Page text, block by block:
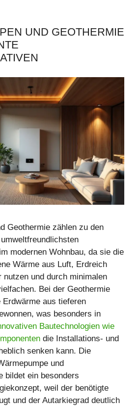
UND GEOTHERMIE
Geothermie zählen zu den
modernen Wohnbau, da sie die
Wärme aus Luft, Erdreich
nutzen und durch minimalen
Bei der Geothermie
aus tieferen
was besonders in
Bautechnologien wie
die Installations- und
senken kann. Die
und
bildet ein besonders
weil der benötigte
und der Autarkiegrad deutlich